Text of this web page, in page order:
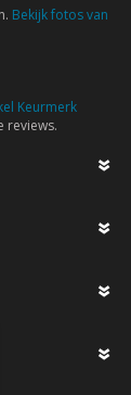
Bekijk fotos van
Keurmerk
reviews.